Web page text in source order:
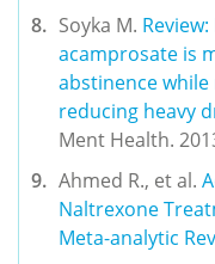
Soyka M.
acamprosate is
abstinence
reducing heavy
Ment Health.
Ahmed R., et al.
Naltrexone
Meta-analytic